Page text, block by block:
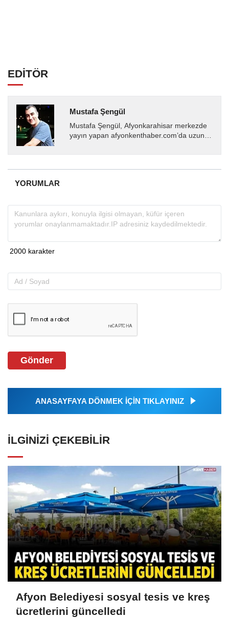
EDİTÖR
Mustafa Şengül
Mustafa Şengül, Afyonkarahisar merkezde
yayın yapan afyonkenthaber.com’da uzun
almakta, haber akışı...
YORUMLAR
Gönder
ANASAYFAYA DÖNMEK İÇİN TIKLAYINIZ
İLGINIZI ÇEKEBILIR
Afyon Belediyesi sosyal tesis ve kreş
ücretlerini güncelledi